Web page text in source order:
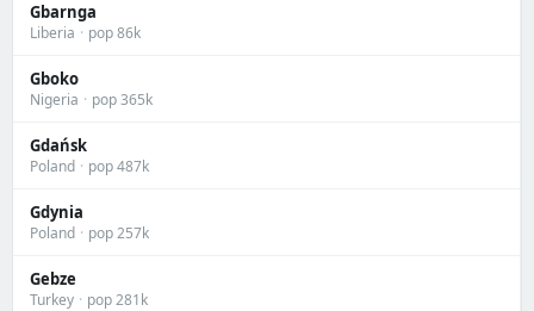
Gbarnga
Liberia · pop 86k
Gboko
Nigeria · pop 365k
Gdańsk
Poland · pop 487k
Gdynia
Poland · pop 257k
Gebze
Turkey · pop 281k